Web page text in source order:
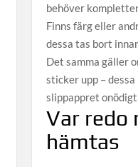
behöver
Finns färg eller
dessa tas bort
Det samma gäller
sticker upp –
slippappret
Var redo
hämtas